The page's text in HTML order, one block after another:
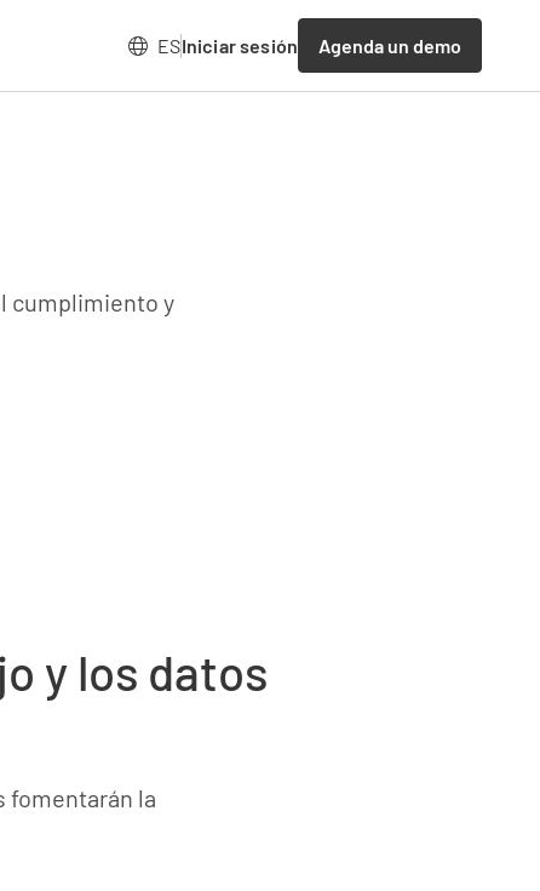
ESIniciar sesión Agenda un demo
cumplimiento y
y los datos
fomentarán la